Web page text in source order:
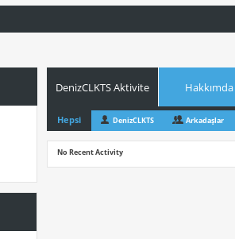
DenizCLKTS Aktivite Hakkımda
Hepsi DenizCLKTS Arkadaşlar
No Recent Activity